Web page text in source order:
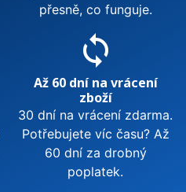
přesně, co funguje.
sync
Až 60 dní na vrácení
zboží
30 dní na vrácení zdarma.
Potřebujete víc času? Až
60 dní za drobný
poplatek.